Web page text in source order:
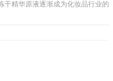
干精华原液逐渐成为化妆品行业的